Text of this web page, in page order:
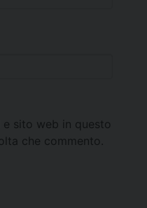
e sito web in questo
che commento.